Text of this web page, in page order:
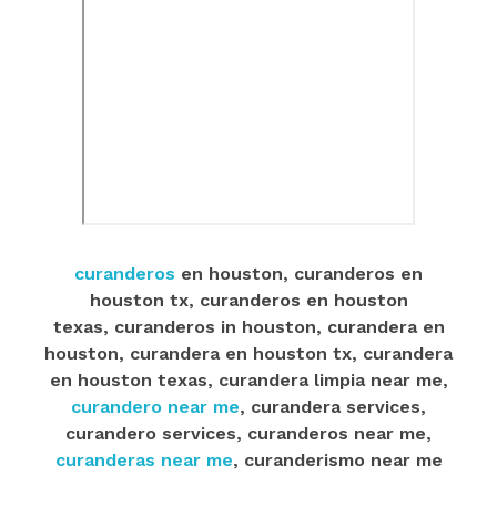
curanderos en houston, curanderos en
houston tx, curanderos en houston
texas, curanderos in houston, curandera en
houston, curandera en houston tx, curandera
en houston texas, curandera limpia near me,
curandero near me, curandera services,
curandero services, curanderos near me,
curanderas near me, curanderismo near me